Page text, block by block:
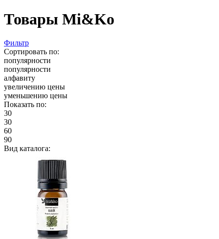
Товары Mi&Ko
Фильтр
Сортировать по:
популярности
популярности
алфавиту
увеличению цены
уменьшению цены
Показать по:
30
30
60
90
Вид каталога: